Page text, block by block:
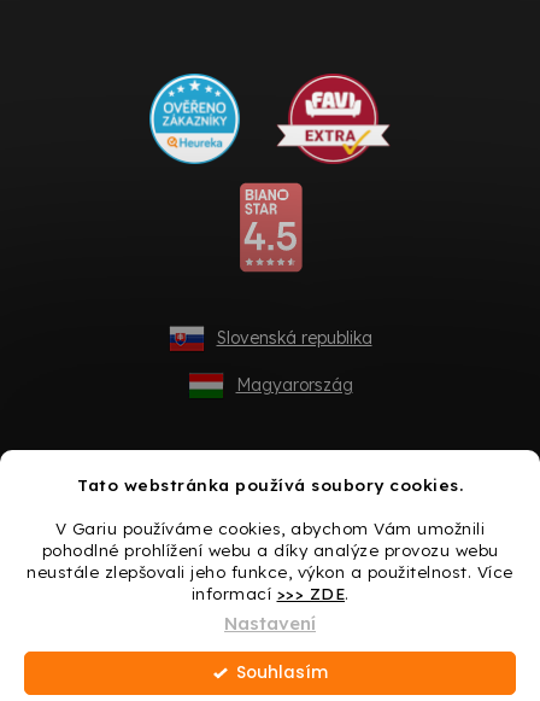
Tato webstránka používá soubory cookies.
V Gariu používáme cookies, abychom Vám umožnili
pohodlné prohlížení webu a díky analýze provozu webu
neustále zlepšovali jeho funkce, výkon a použitelnost. Více
informací >>> ZDE.
Nastavení
Souhlasím
Slovenská republika
Magyarország
Vytvořil Shoptet
Copyright 2026Gario.cz. Všechna práva vyhrazena.Upravit